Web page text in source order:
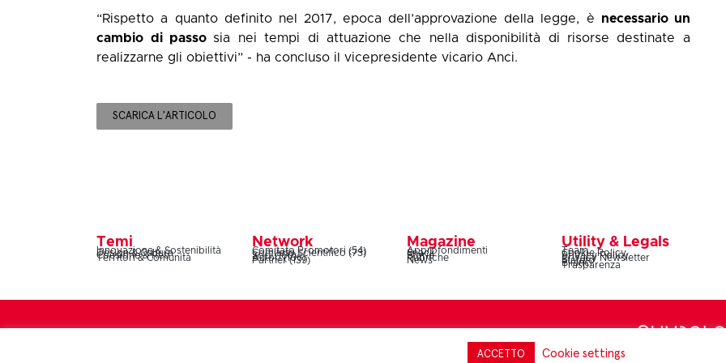
“Rispetto a quanto definito nel 2017, epoca dell’approvazione della legge, è necessario un
cambio di passo sia nei tempi di attuazione che nella disponibilità di risorse destinate a
realizzarne gli obiettivi” - ha concluso il vicepresidente vicario Anci.
SCARICA L'ARTICOLO
Temi
Innovazione & Sostenibilità
Design & Cultura
Coesione & Reti
Territori & Comunità
Network
Comitato Promotori (54)
Comitato Scientifico (73)
Soci (160)
Autori (106)
Partner (139)
Magazine
Approfondimenti
Snack
Storie
Rubriche
News
Utility & Legals
Team
Cookie Policy
Privacy Policy
Privacy Newsletter
Statuto
Bilanci
Trasparenza
ACCETTO Cookie settings